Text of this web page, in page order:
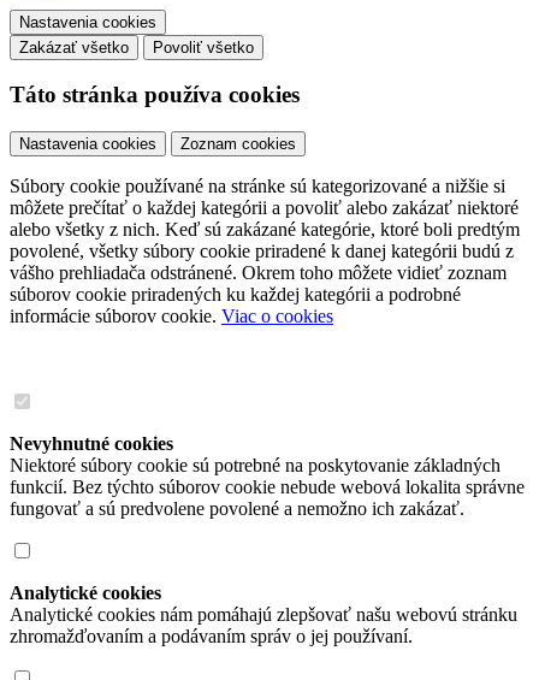
Nastavenia cookies
Zakázať všetko
Povoliť všetko
Táto stránka používa cookies
Nastavenia cookies Zoznam cookies
Súbory cookie používané na stránke sú kategorizované a nižšie si
môžete prečítať o každej kategórii a povoliť alebo zakázať niektoré
alebo všetky z nich. Keď sú zakázané kategórie, ktoré boli predtým
povolené, všetky súbory cookie priradené k danej kategórii budú z
vášho prehliadača odstránené. Okrem toho môžete vidieť zoznam
súborov cookie priradených ku každej kategórii a podrobné
informácie súborov cookie. Viac o cookies
Nevyhnutné cookies
Niektoré súbory cookie sú potrebné na poskytovanie základných
funkcií. Bez týchto súborov cookie nebude webová lokalita správne
fungovať a sú predvolene povolené a nemožno ich zakázať.
Analytické cookies
Analytické cookies nám pomáhajú zlepšovať našu webovú stránku
zhromažďovaním a podávaním správ o jej používaní.